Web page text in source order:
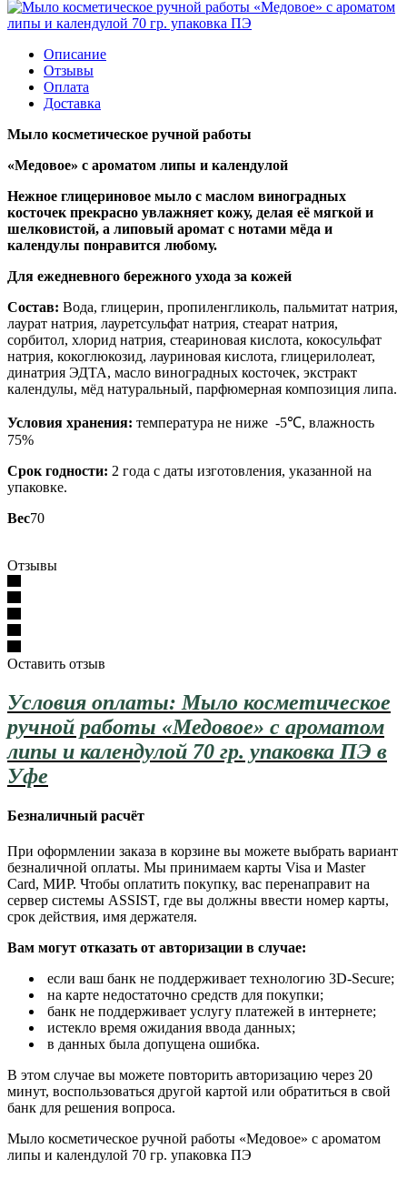
Описание
Отзывы
Оплата
Доставка
Мыло косметическое ручной работы
«Медовое» с ароматом липы и календулой
Нежное глицериновое мыло с маслом виноградных
косточек прекрасно увлажняет кожу, делая её мягкой и
шелковистой, а липовый аромат с нотами мёда и
календулы понравится любому.
Для ежедневного бережного ухода за кожей
Состав: Вода, глицерин, пропиленгликоль, пальмитат натрия,
лаурат натрия, лауретсульфат натрия, стеарат натрия,
сорбитол, хлорид натрия, стеариновая кислота, кокосульфат
натрия, кокоглюкозид, лауриновая кислота, глицерилолеат,
динатрия ЭДТА, масло виноградных косточек, экстракт
календулы, мёд натуральный, парфюмерная композиция липа.
Условия хранения: температура не ниже -5℃, влажность
75%
Срок годности: 2 года с даты изготовления, указанной на
упаковке.
Вес70
Отзывы
Оставить отзыв
Условия оплаты: Мыло косметическое
ручной работы «Медовое» с ароматом
липы и календулой 70 гр. упаковка ПЭ в
Уфе
Безналичный расчёт
При оформлении заказа в корзине вы можете выбрать вариант
безналичной оплаты. Мы принимаем карты Visa и Master
Card, МИР. Чтобы оплатить покупку, вас перенаправит на
сервер системы ASSIST, где вы должны ввести номер карты,
срок действия, имя держателя.
Вам могут отказать от авторизации в случае:
если ваш банк не поддерживает технологию 3D-Secure;
на карте недостаточно средств для покупки;
банк не поддерживает услугу платежей в интернете;
истекло время ожидания ввода данных;
в данных была допущена ошибка.
В этом случае вы можете повторить авторизацию через 20
минут, воспользоваться другой картой или обратиться в свой
банк для решения вопроса.
Мыло косметическое ручной работы «Медовое» с ароматом
липы и календулой 70 гр. упаковка ПЭ